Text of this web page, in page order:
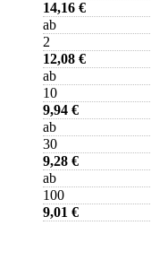
14,16 €
ab
2
12,08 €
ab
10
9,94 €
ab
30
9,28 €
ab
100
9,01 €